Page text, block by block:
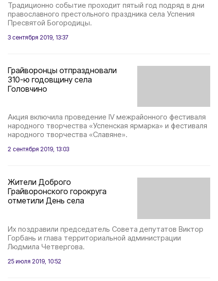
Традиционно событие проходит пятый год подряд в дни
православного престольного праздника села Успения
Пресвятой Богородицы.
3 сентября 2019, 13:37
Грайворонцы отпраздновали
310-ю годовщину села
Головчино
Акция включила проведение IV межрайонного фестиваля
народного творчества «Успенская ярмарка» и фестиваля
народного творчества «Славяне».
2 сентября 2019, 13:03
Жители Доброго
Грайворонского горокруга
отметили День села
Их поздравили председатель Совета депутатов Виктор
Горбань и глава территориальной администрации
Людмила Четвергова.
25 июля 2019, 10:52